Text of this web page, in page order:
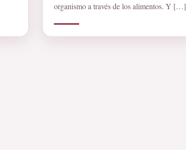
organismo a través de los alimentos. Y […]